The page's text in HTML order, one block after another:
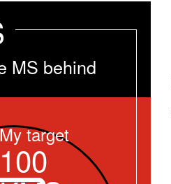
MS behind
My target
100